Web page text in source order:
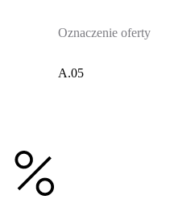
Oznaczenie oferty
A.05